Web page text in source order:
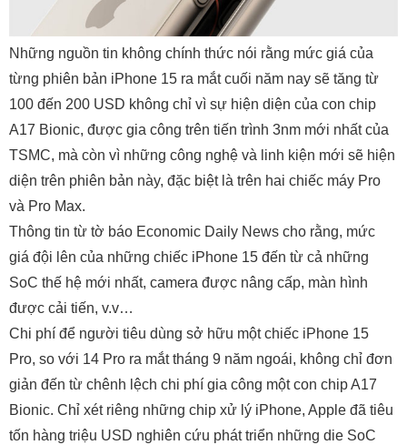
Những nguồn tin không chính thức nói rằng mức giá của
từng phiên bản iPhone 15 ra mắt cuối năm nay sẽ tăng từ
100 đến 200 USD không chỉ vì sự hiện diện của con chip
A17 Bionic, được gia công trên tiến trình 3nm mới nhất của
TSMC, mà còn vì những công nghệ và linh kiện mới sẽ hiện
diện trên phiên bản này, đặc biệt là trên hai chiếc máy Pro
và Pro Max.
Thông tin từ tờ báo Economic Daily News cho rằng, mức
giá đội lên của những chiếc iPhone 15 đến từ cả những
SoC thế hệ mới nhất, camera được nâng cấp, màn hình
được cải tiến, v.v…
Chi phí để người tiêu dùng sở hữu một chiếc iPhone 15
Pro, so với 14 Pro ra mắt tháng 9 năm ngoái, không chỉ đơn
giản đến từ chênh lệch chi phí gia công một con chip A17
Bionic. Chỉ xét riêng những chip xử lý iPhone, Apple đã tiêu
tốn hàng triệu USD nghiên cứu phát triển những die SoC